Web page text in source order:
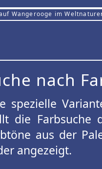
Wangerooge im
nach
spezielle
die Farbsuche
aus der
angezeigt.